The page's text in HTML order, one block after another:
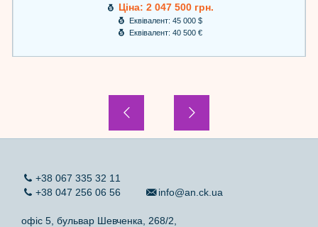
Ціна: 2 047 500 грн.
Еквівалент: 45 000 $
Еквівалент: 40 500 €
+38 067 335 32 11
+38 047 256 06 56
info@an.ck.ua
офіс 5, бульвар Шевченка, 268/2,